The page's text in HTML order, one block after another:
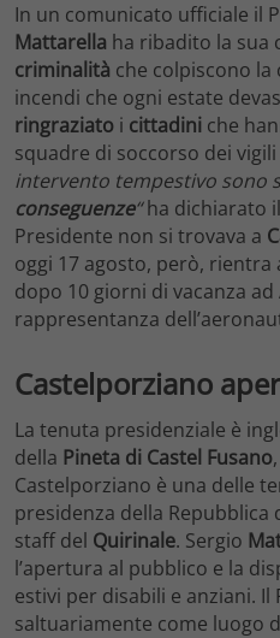
In un comunicato ufficiale il
Mattarella ha ribadito la sua
criminalità che colpiscono la
incendi che ogni estate
ringraziato i cittadini che
squadre di soccorso dei vigili
intervento tempestivo sono
conseguenze“ha dichiarato
Presidente non si trovava a
oggi 17 agosto, però, rientra
dopo 10 giorni di vacanza
rappresentanza
Castelporziano
La tenuta presidenziale è
della Pineta di Castel Fusano
Castelporziano è una delle
presidenza della Repubblica
staff del Quirinale. Sergio
l’apertura al pubblico e la
estivi per disabili e anziani. Il
saltuariamente come luogo